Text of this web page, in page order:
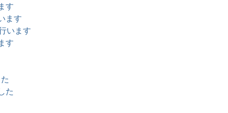
す
ます
います
す
た